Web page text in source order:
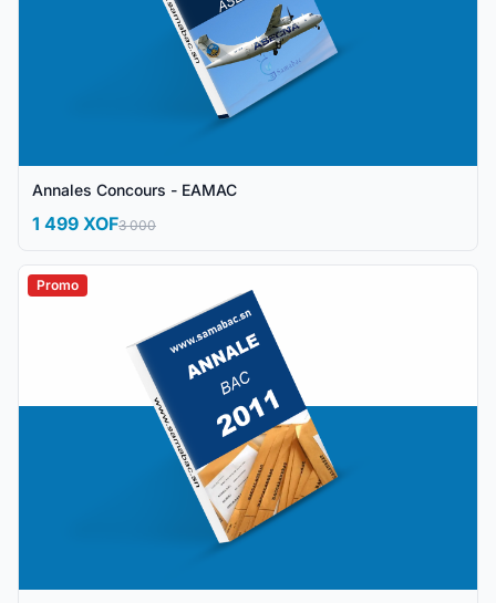
Annales Concours - EAMAC
1 499 XOF3 000
Promo